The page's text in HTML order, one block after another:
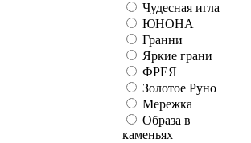
Чудесная игла
ЮНОНА
Гранни
Яркие грани
ФРЕЯ
Золотое Руно
Мережка
Образа в
каменьях